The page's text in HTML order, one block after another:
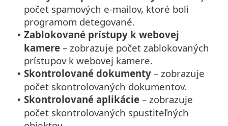
počet spamových e‑mailov, ktoré boli
programom detegované.
• Zablokované prístupy k webovej
kamere – zobrazuje počet zablokovaných
prístupov k webovej kamere.
• Skontrolované dokumenty – zobrazuje
počet skontrolovaných dokumentov.
• Skontrolované aplikácie – zobrazuje
počet skontrolovaných spustiteľných